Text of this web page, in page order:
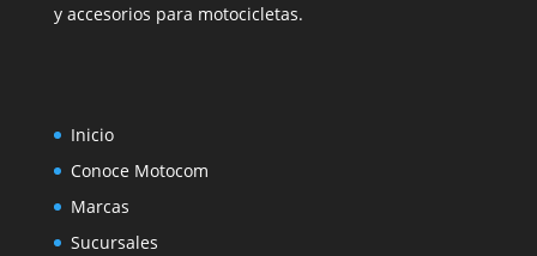
y accesorios para motocicletas.
Inicio
Conoce Motocom
Marcas
Sucursales